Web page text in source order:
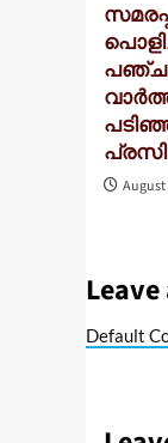
August
Default